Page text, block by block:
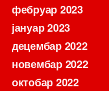
фебруар 2023
јануар 2023
децембар 2022
новембар 2022
октобар 2022